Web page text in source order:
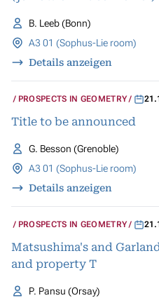
B. Leeb (Bonn)
A3 01 (Sophus-Lie room)
Details anzeigen
PROSPECTS IN GEOMETRY
Title to be announced
G. Besson (Grenoble)
A3 01 (Sophus-Lie room)
Details anzeigen
PROSPECTS IN GEOMETRY
Matsushima's and
and property T
P. Pansu (Orsay)